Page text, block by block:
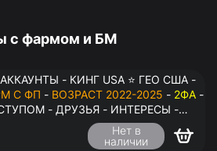
с фармом и БМ
АККАУНТЫ - КИНГ USA ⭐ ГЕО США -
С ФП - ВОЗРАСТ 2022-2025 - 2ФА -
- ДРУЗЬЯ - ИНТЕРЕСЫ -
- ПЕРЕДАЧА В
Нет в
наличии